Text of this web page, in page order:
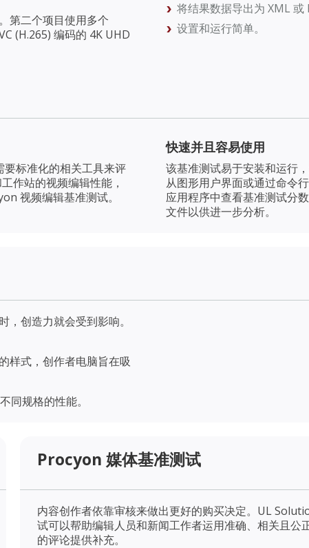
第二个项目使用多个
(H.265) 编码的 4K UHD
将结果数据导出为 XML 或
设置和运行简单。
标准化的相关工具来评
作站的视频编辑性能，
视频编辑基准测试。
快速并且容易使用
该基准测试易于安装和运行，
从图形用户界面或通过命令
应用程序中查看基准测试分
文件以供进一步分析。
创造力就会受到影响。
样式，创作者电脑旨在吸
同规格的性能。
Procyon 媒体基准测试
内容创作者依靠审核来做出更好的购买决定。UL
试可以帮助编辑人员和新闻工作者运用准确、相关且公
的评论提供补充。